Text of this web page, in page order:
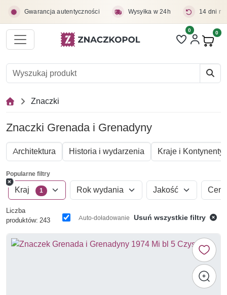
Gwarancja autentyczności Wysyłka w 24h 14 dni
Liczba pozycji
0 0
Znaczki
Znaczki Grenada i Grenadyny
Architektura Historia i wydarzenia Kraje i Kontynenty
Popularne filtry
Kraj 1 Rok wydania Jakość Cena
Liczba
produktów: 243
Auto-doładowanie Usuń wszystkie filtry